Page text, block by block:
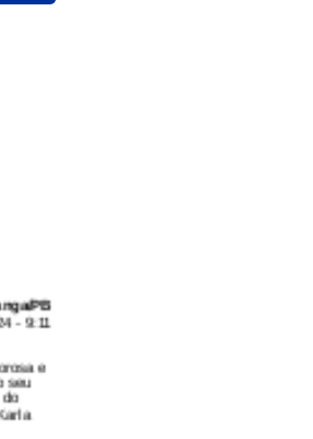
PB
- 9:11
e
seu